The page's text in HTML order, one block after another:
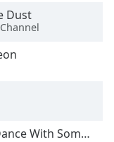
Dust
With Somebody